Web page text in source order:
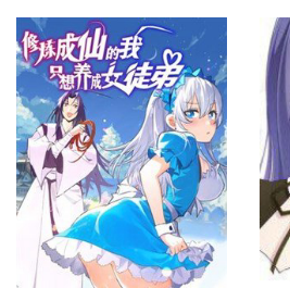
Chapter 12 03/11/2024
Chapter 11 03/11/2024
Chapter 10 03/11/2024
Chapter 9 03/11/2024